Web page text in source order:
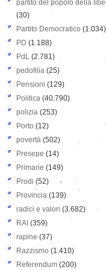
partito del popolo della
(30)
Partito Democratico (1.034)
PD (1.188)
PdL (2.781)
pedofilia (25)
Pensioni (129)
Politica (40.790)
polizia (253)
Porto (12)
povertà (502)
Presepe (14)
Primarie (149)
Prodi (52)
Provincia (139)
radici e valori (3.682)
RAI (359)
rapine (37)
Razzismo (1.410)
Referendum (200)